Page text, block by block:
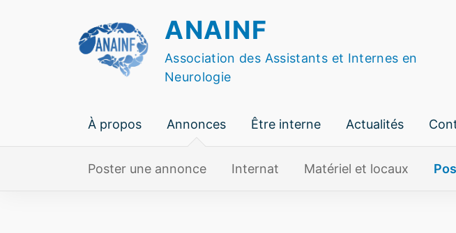
ANAINF
Association des Assistants et Internes en
Neurologie
À propos Annonces Être interne Actualités
Poster une annonce Internat Matériel et locaux